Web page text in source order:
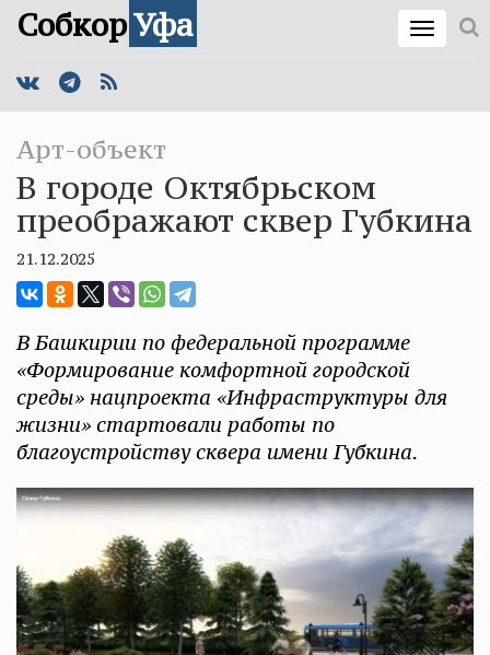
СобкорУфа
Арт-объект
В городе Октябрьском
преображают сквер Губкина
21.12.2025
В Башкирии по федеральной программе
«Формирование комфортной городской
среды» нацпроекта «Инфраструктуры для
жизни» стартовали работы по
благоустройству сквера имени Губкина.